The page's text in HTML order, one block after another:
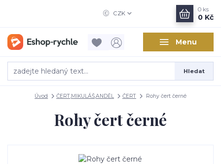
Menu
CZK
Hledat
0 ks
0 Kč
Úvod ČERT,MIKULÁŠ,ANDĚL ČERT Rohy čert černé
Rohy čert černé